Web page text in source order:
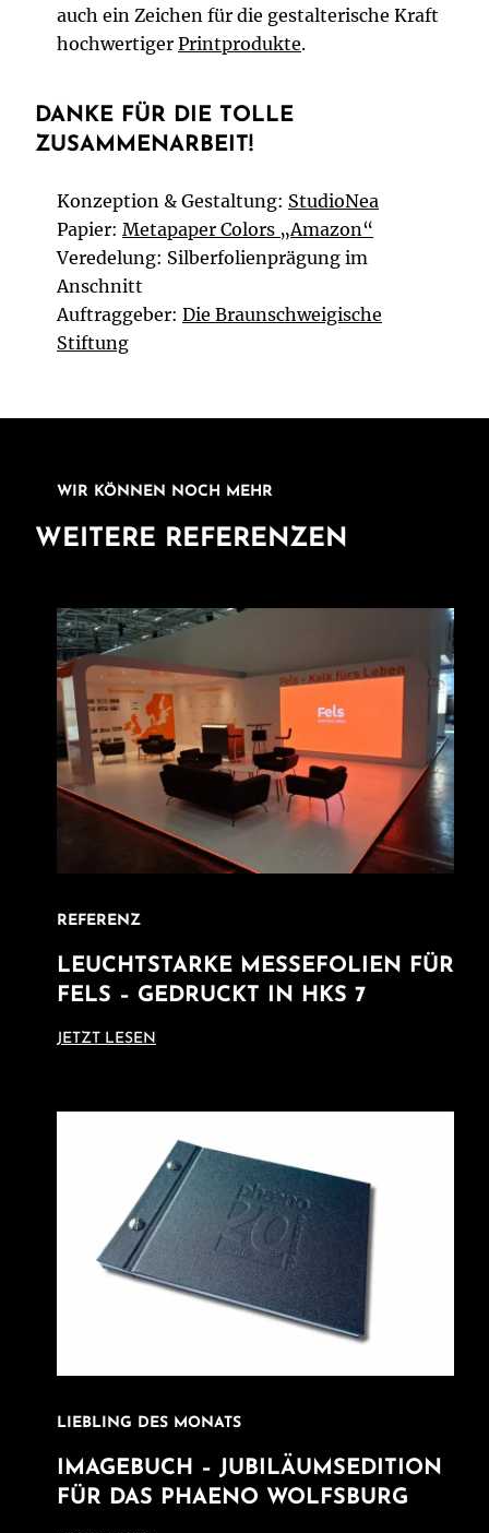
auch ein Zeichen für die gestalterische Kraft
hochwertiger Printprodukte.
DANKE FÜR DIE TOLLE
ZUSAMMENARBEIT!
Konzeption & Gestaltung: StudioNea
Papier: Metapaper Colors „Amazon“
Veredelung: Silberfolienprägung im
Anschnitt
Auftraggeber: Die Braunschweigische
Stiftung
WIR KÖNNEN NOCH MEHR
WEITERE REFERENZEN
REFERENZ
LEUCHTSTARKE MESSEFOLIEN FÜR
FELS – GEDRUCKT IN HKS 7
JETZT LESEN
LIEBLING DES MONATS
IMAGEBUCH – JUBILÄUMSEDITION
FÜR DAS PHAENO WOLFSBURG